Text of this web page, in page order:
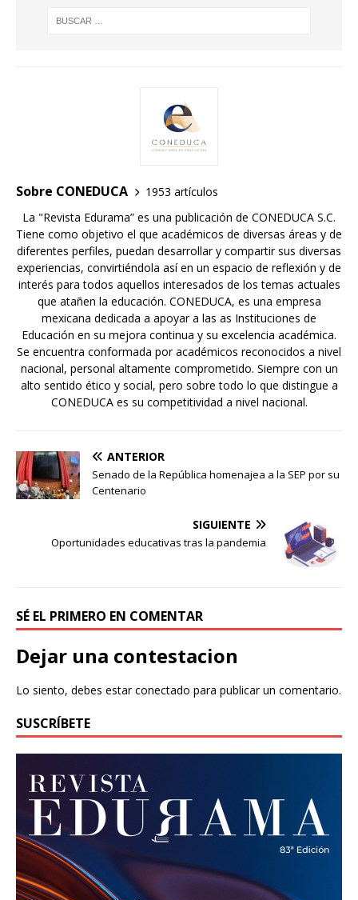
Sobre CONEDUCA
1953 artículos
La "Revista Edurama” es una publicación de CONEDUCA S.C.
Tiene como objetivo el que académicos de diversas áreas y de
diferentes perfiles, puedan desarrollar y compartir sus diversas
experiencias, convirtiéndola así en un espacio de reflexión y de
interés para todos aquellos interesados de los temas actuales
que atañen la educación. CONEDUCA, es una empresa
mexicana dedicada a apoyar a las as Instituciones de
Educación en su mejora continua y su excelencia académica.
Se encuentra conformada por académicos reconocidos a nivel
nacional, personal altamente comprometido. Siempre con un
alto sentido ético y social, pero sobre todo lo que distingue a
CONEDUCA es su competitividad a nivel nacional.
ANTERIOR
Senado de la República homenajea a la SEP por su
Centenario
SIGUIENTE
Oportunidades educativas tras la pandemia
SÉ EL PRIMERO EN COMENTAR
Dejar una contestacion
Lo siento, debes estarconectado para publicar un comentario.
SUSCRÍBETE